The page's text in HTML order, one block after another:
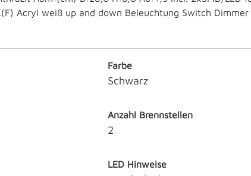
Acryl weiß up and down Beleuchtung Switch Dimmer
Farbe
Schwarz
Anzahl Brennstellen
2
LED Hinweise